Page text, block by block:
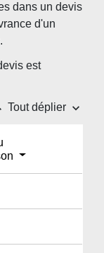
dans un devis
d'un
est
Tout déplier keyboard_arrow_down